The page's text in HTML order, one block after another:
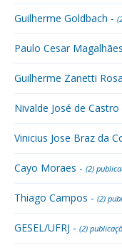
Guilherme Goldbach -
Paulo Cesar
Guilherme Zanetti
Nivalde José de Castro
Vinicius Jose Braz da
Cayo Moraes - (2)
Thiago Campos - (2)
GESEL/UFRJ - (2)